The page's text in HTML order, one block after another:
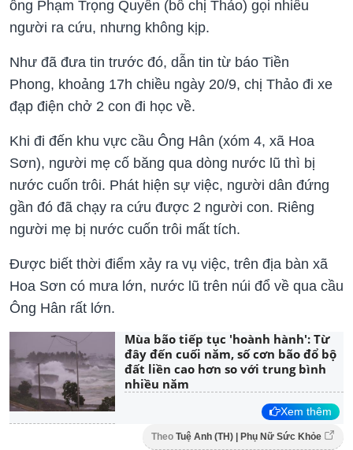
ông Phạm Trọng Quyền (bố chị Thảo) gọi nhiều
người ra cứu, nhưng không kịp.
Như đã đưa tin trước đó, dẫn tin từ báo Tiền
Phong, khoảng 17h chiều ngày 20/9, chị Thảo đi xe
đạp điện chở 2 con đi học về.
Khi đi đến khu vực cầu Ông Hân (xóm 4, xã Hoa
Sơn), người mẹ cố băng qua dòng nước lũ thì bị
nước cuốn trôi. Phát hiện sự việc, người dân đứng
gần đó đã chạy ra cứu được 2 người con. Riêng
người mẹ bị nước cuốn trôi mất tích.
Được biết thời điểm xảy ra vụ việc, trên địa bàn xã
Hoa Sơn có mưa lớn, nước lũ trên núi đổ về qua cầu
Ông Hân rất lớn.
Mùa bão tiếp tục 'hoành hành': Từ
đây đến cuối năm, số cơn bão đổ bộ
đất liền cao hơn so với trung bình
nhiều năm
Xem thêm
Theo Tuệ Anh (TH) | Phụ Nữ Sức Khỏe